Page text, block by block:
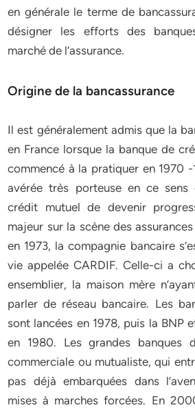
en générale le terme de
désigner les efforts des
marché de l’assurance.
Origine de la bancassurance
Il est généralement admis que la
en France lorsque la banque de
commencé à la pratiquer en 1970 -
avérée très porteuse en ce sens
crédit mutuel de devenir
majeur sur la scène des
en 1973, la compagnie bancaire
vie appelée CARDIF. Celle-ci a
ensemblier, la maison mère
parler de réseau bancaire. Les
sont lancées en 1978, puis la BNP
en 1980. Les grandes banques
commerciale ou mutualiste, qui
pas déjà embarquées dans
mises à marches forcées. En